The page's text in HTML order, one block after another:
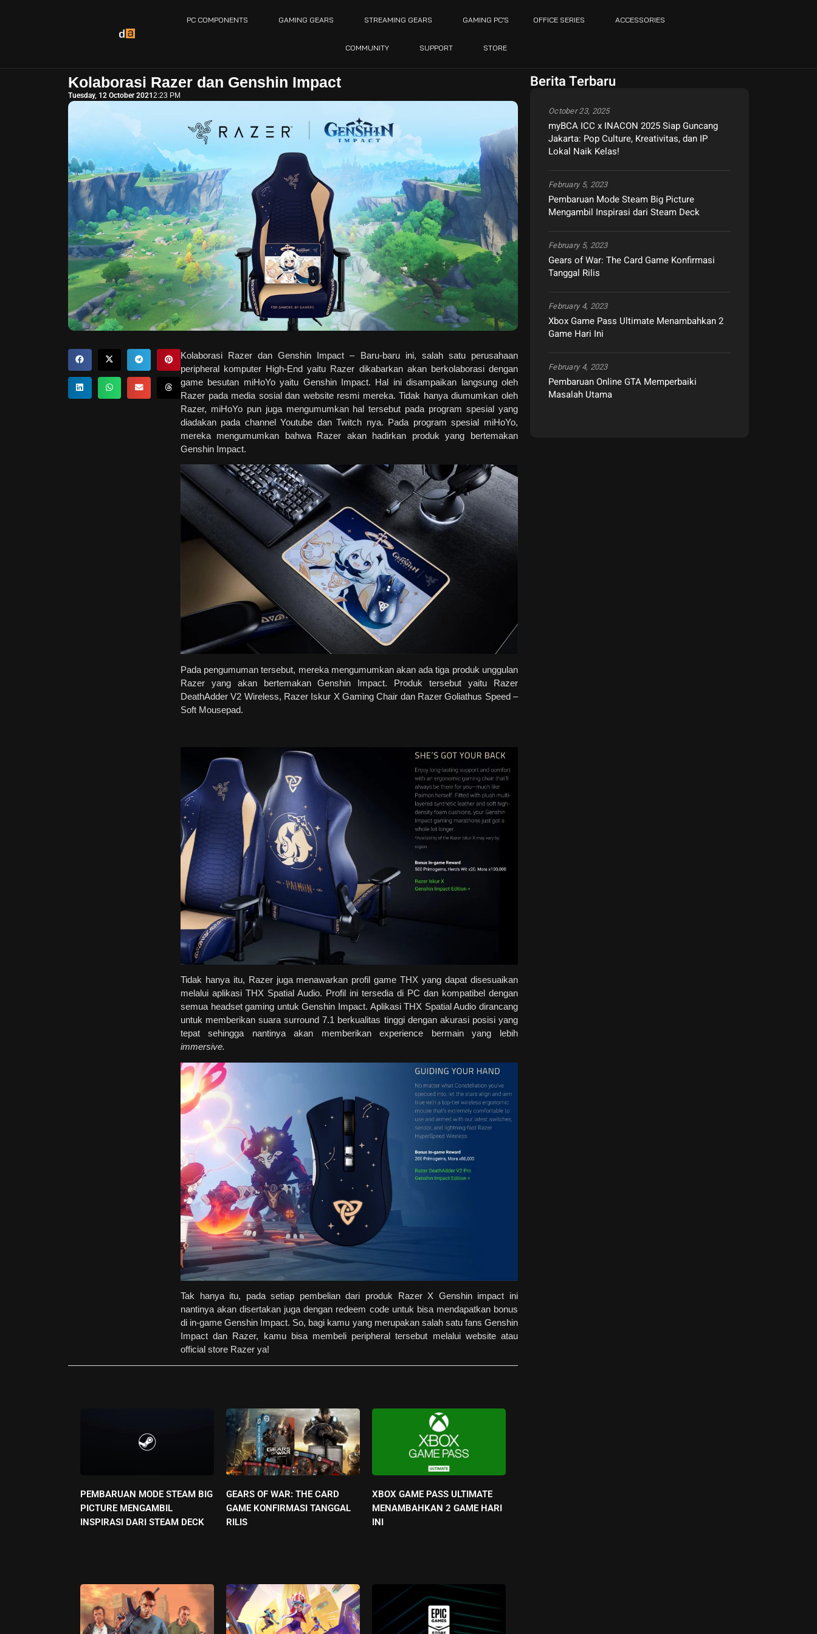
PC COMPONENTS GAMING GEARS STREAMING GEARS GAMING PC’S OFFICE SERIES ACCESSORIES
COMMUNITY SUPPORT STORE
Kolaborasi Razer dan Genshin Impact
Tuesday, 12 October 2021 2:23 PM
Kolaborasi Razer dan Genshin Impact – Baru-baru ini, salah satu perusahaan
peripheral komputer High-End yaitu Razer dikabarkan akan berkolaborasi dengan
game besutan miHoYo yaitu Genshin Impact. Hal ini disampaikan langsung oleh
Razer pada media sosial dan website resmi mereka. Tidak hanya diumumkan oleh
Razer, miHoYo pun juga mengumumkan hal tersebut pada program spesial yang
diadakan pada channel Youtube dan Twitch nya. Pada program spesial miHoYo,
mereka mengumumkan bahwa Razer akan hadirkan produk yang bertemakan
Genshin Impact.
Pada pengumuman tersebut, mereka mengumumkan akan ada tiga produk unggulan
Razer yang akan bertemakan Genshin Impact. Produk tersebut yaitu Razer
DeathAdder V2 Wireless, Razer Iskur X Gaming Chair dan Razer Goliathus Speed –
Soft Mousepad.
Tidak hanya itu, Razer juga menawarkan profil game THX yang dapat disesuaikan
melalui aplikasi THX Spatial Audio. Profil ini tersedia di PC dan kompatibel dengan
semua headset gaming untuk Genshin Impact. Aplikasi THX Spatial Audio dirancang
untuk memberikan suara surround 7.1 berkualitas tinggi dengan akurasi posisi yang
tepat sehingga nantinya akan memberikan experience bermain yang lebih
immersive.
Tak hanya itu, pada setiap pembelian dari produk Razer X Genshin impact ini
nantinya akan disertakan juga dengan redeem code untuk bisa mendapatkan bonus
di in-game Genshin Impact. So, bagi kamu yang merupakan salah satu fans Genshin
Impact dan Razer, kamu bisa membeli peripheral tersebut melalui website atau
official store Razer ya!
PEMBARUAN MODE STEAM BIG
PICTURE MENGAMBIL
INSPIRASI DARI STEAM DECK
GEARS OF WAR: THE CARD
GAME KONFIRMASI TANGGAL
RILIS
XBOX GAME PASS ULTIMATE
MENAMBAHKAN 2 GAME HARI
INI
Berita Terbaru
myBCA ICC x INACON 2025 Siap Guncang
Jakarta: Pop Culture, Kreativitas, dan IP
Lokal Naik Kelas!
October 23, 2025
Pembaruan Mode Steam Big Picture
Mengambil Inspirasi dari Steam Deck
February 5, 2023
Gears of War: The Card Game Konfirmasi
Tanggal Rilis
February 5, 2023
Xbox Game Pass Ultimate Menambahkan 2
Game Hari Ini
February 4, 2023
Pembaruan Online GTA Memperbaiki
Masalah Utama
February 4, 2023